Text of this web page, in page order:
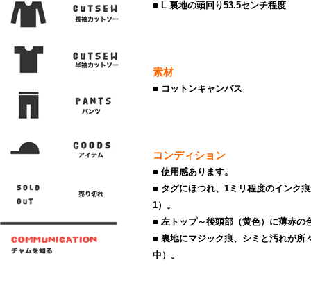
■ L 裏地の頭回り53.5センチ程度
素材
■ コットンキャンバス
コンディション
■ 使用感あります。
■ タグにほつれ、1ミリ程度のインク
1）。
■ 左トップ～後頭部（黄色）に薄赤の
■ 裏地にマジック痕、シミと汚れが所
中）。